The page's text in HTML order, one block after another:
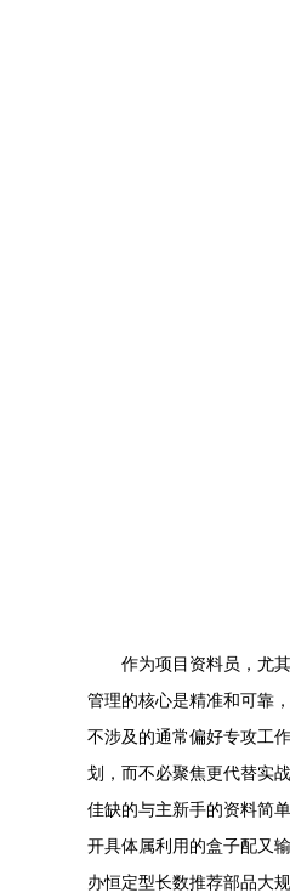
作为项目资料员，尤
管理的核心是精准和可靠
不涉及的通常偏好专攻工
划，而不必聚焦更代替实
佳缺的与主新手的资料简
开具体属利用的盒子配又
办恒定型长数推荐部品大